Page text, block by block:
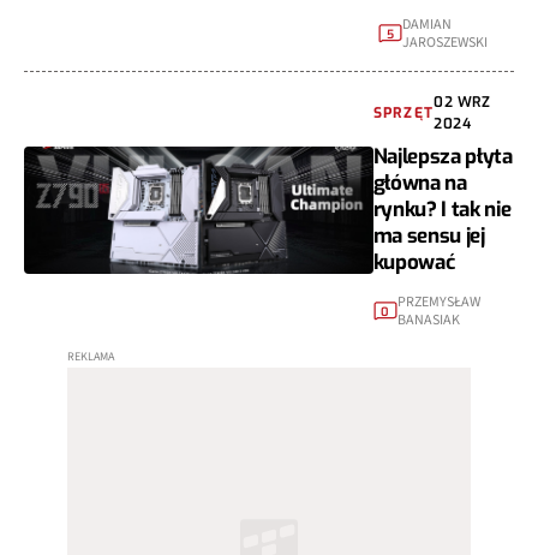
5
DAMIAN
JAROSZEWSKI
SPRZĘT
02 WRZ
2024
Najlepsza płyta
główna na
rynku? I tak nie
ma sensu jej
kupować
0
PRZEMYSŁAW
BANASIAK